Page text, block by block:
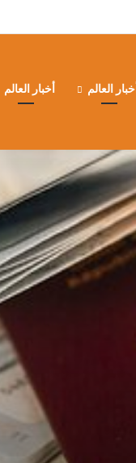
أخبار العالم أخبار العالم